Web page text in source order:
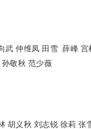
仲维凤 田雪 薛峰 宫
敬秋 范少薇
义秋 刘志锐 徐莉 张